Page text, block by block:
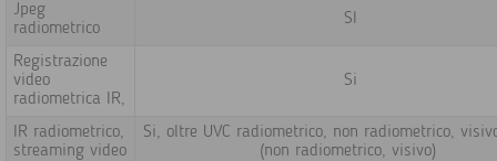
Jpeg
radiometrico
SI
Registrazione
video
radiometrica IR,
Si
IR radiometrico,
streaming video
Si, oltre UVC radiometrico, non radiometrico,
(non radiometrico, visivo)